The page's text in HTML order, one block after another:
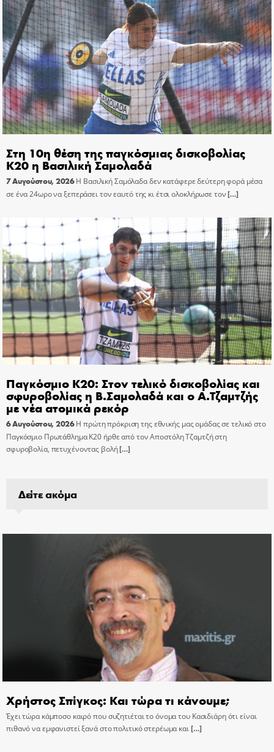
Στη 10η θέση της παγκόσμιας δισκοβολίας
Κ20 η Βασιλική Σαμολαδά
7 Αυγούστου, 2026 Η Βασιλική Σαμόλαδα δεν κατάφερε δεύτερη φορά μέσα
σε ένα 24ωρο να ξεπεράσει τον εαυτό της κι έτσι ολοκλήρωσε τον[…]
Παγκόσμιο Κ20: Στον τελικό δισκοβολίας και
σφυροβολίας η Β.Σαμολαδά και ο Α.Τζαμτζής
με νέα ατομικά ρεκόρ
6 Αυγούστου, 2026 Η πρώτη πρόκριση της εθνικής μας ομάδας σε τελικό στο
Παγκόσμιο Πρωτάθλημα Κ20 ήρθε από τον Αποστόλη Τζαμτζή στη
σφυροβολία, πετυχένοντας βολή[…]
Δείτε ακόμα
Χρήστος Σπίγκος: Και τώρα τι κάνουμε;
Έχει τώρα κάμποσο καιρό που συζητιέται το όνομα του Κασιδιάρη ότι είναι
πιθανό να εμφανιστεί ξανά στο πολιτικό στερέωμα και[…]